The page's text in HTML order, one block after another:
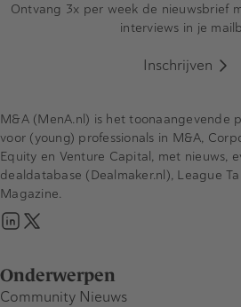
Ontvang 3x per week de nieuwsbrief
interviews in je
Inschrijven
Onderwerpen
Community Nieuws
M&A (MenA.nl) is het toonaangevende
voor (young) professionals in M&A,
Equity en Venture Capital, met nieuws,
dealdatabase (Dealmaker.nl), League
Magazine.